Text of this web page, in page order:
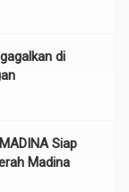
di
Siap
Madina